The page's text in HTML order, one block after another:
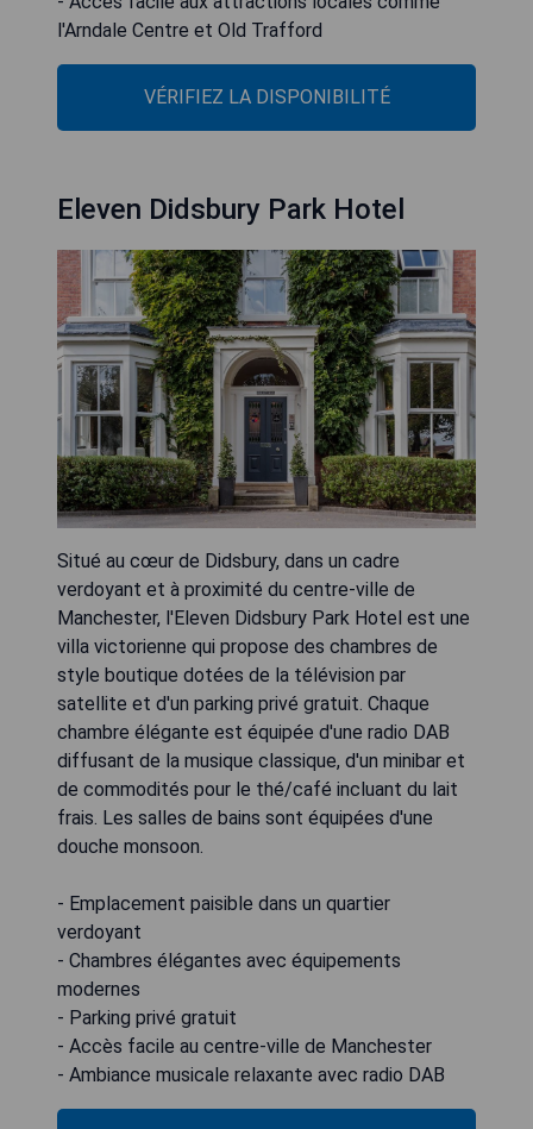
l'Arndale Centre et Old Trafford
VÉRIFIEZ LA DISPONIBILITÉ
Eleven Didsbury Park Hotel
Situé au cœur de Didsbury, dans un cadre
verdoyant et à proximité du centre-ville de
Manchester, l'Eleven Didsbury Park Hotel est une
villa victorienne qui propose des chambres de
style boutique dotées de la télévision par
satellite et d'un parking privé gratuit. Chaque
chambre élégante est équipée d'une radio DAB
diffusant de la musique classique, d'un minibar et
de commodités pour le thé/café incluant du lait
frais. Les salles de bains sont équipées d'une
douche monsoon.
- Emplacement paisible dans un quartier
verdoyant
- Chambres élégantes avec équipements
modernes
- Parking privé gratuit
- Accès facile au centre-ville de Manchester
- Ambiance musicale relaxante avec radio DAB